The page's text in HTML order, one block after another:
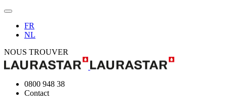
FR
NL
NOUS TROUVER
0800 948 38
Contact